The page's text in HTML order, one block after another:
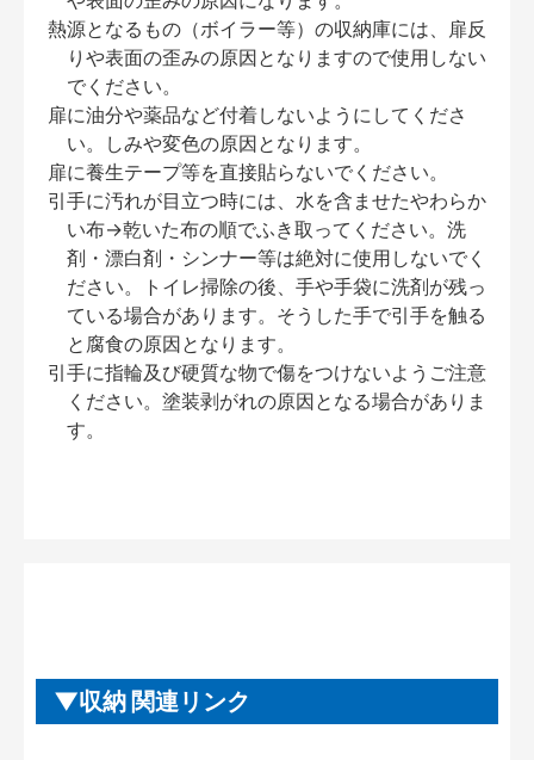
熱源となるもの（ボイラー等）の収納庫には、扉反
りや表面の歪みの原因となりますので使用しない
でください。
扉に油分や薬品など付着しないようにしてくださ
い。しみや変色の原因となります。
扉に養生テープ等を直接貼らないでください。
引手に汚れが目立つ時には、水を含ませたやわらか
い布→乾いた布の順でふき取ってください。洗
剤・漂白剤・シンナー等は絶対に使用しないでく
ださい。トイレ掃除の後、手や手袋に洗剤が残っ
ている場合があります。そうした手で引手を触る
と腐食の原因となります。
引手に指輪及び硬質な物で傷をつけないようご注意
ください。塗装剥がれの原因となる場合がありま
す。
収納 関連リンク